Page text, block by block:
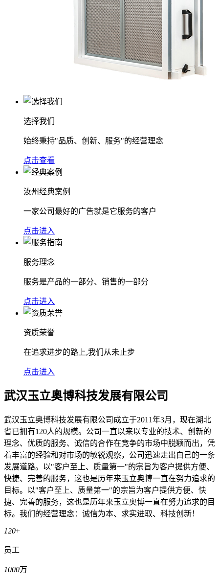
选择我们
始终秉持"品质、创新、服务"的经营理念
点击查看
汝州经典案例
一家公司最好的广告就是它服务的客户
点击进入
服务理念
服务是产品的一部分、销售的一部分
点击进入
资质荣誉
在追求进步的路上,我们从未止步
点击进入
武汉玉立奥博科技发展有限公司
武汉玉立奥博科技发展有限公司成立于2011年3月，现在湖北
省已拥有120人的规模。公司一直以来以专业的技术、创新的
理念、优质的服务、诚信的合作在竞争的市场中脱颖而出，凭
着丰富的经验和对市场的敏锐观察，公司迅速走出自己的一条
发展道路。以"客户至上、质量第一"的宗旨为客户提供方便、
快捷、完善的服务，这也是历年来玉立奥博一直在努力追求的
目标。以"客户至上、质量第一"的宗旨为客户提供方便、快
捷、完善的服务，这也是历年来玉立奥博一直在努力追求的目
标。我们的经营理念：诚信为本、求实进取、科技创新！
120+
员工
1000万